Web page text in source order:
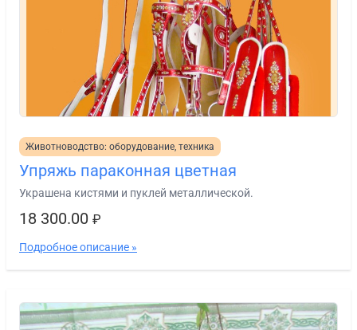
Животноводство: оборудование, техника
Упряжь параконная цветная
Украшена кистями и пуклей металлической.
18 300.00 ₽
Подробное описание »